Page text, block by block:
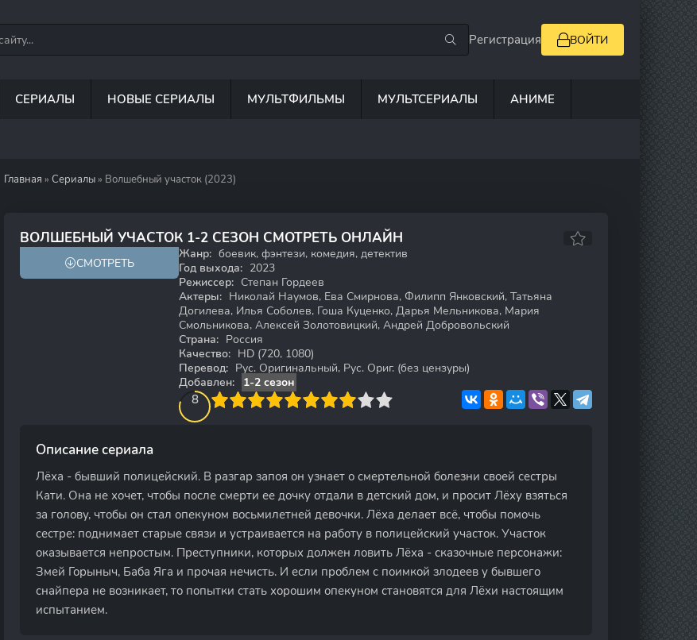
Регистрация ВОЙТИ
СЕРИАЛЫ НОВЫЕ СЕРИАЛЫ МУЛЬТФИЛЬМЫ МУЛЬТСЕРИАЛЫ АНИМЕ
Главная » Сериалы » Волшебный участок (2023)
ВОЛШЕБНЫЙ УЧАСТОК 1-2 СЕЗОН СМОТРЕТЬ ОНЛАЙН
7.9
СМОТРЕТЬ
Жанр: боевик, фэнтези, комедия, детектив
Год выхода: 2023
Режиссер: Степан Гордеев
Актеры: Николай Наумов, Ева Смирнова, Филипп Янковский, Татьяна
Догилева, Илья Соболев, Гоша Куценко, Дарья Мельникова, Мария
Смольникова, Алексей Золотовицкий, Андрей Добровольский
Страна: Россия
Качество: HD (720, 1080)
Перевод: Рус. Оригинальный, Рус. Ориг. (без цензуры)
Добавлен:
1-2 сезон
8
4 5 6 7 8 9 10
Описание сериала
Лёха - бывший полицейский. В разгар запоя он узнает о смертельной болезни своей сестры
Кати. Она не хочет, чтобы после смерти ее дочку отдали в детский дом, и просит Лёху взяться
за голову, чтобы он стал опекуном восьмилетней девочки. Лёха делает всё, чтобы помочь
сестре: поднимает старые связи и устраивается на работу в полицейский участок. Участок
оказывается непростым. Преступники, которых должен ловить Лёха - сказочные персонажи:
Змей Горыныч, Баба Яга и прочая нечисть. И если проблем с поимкой злодеев у бывшего
снайпера не возникает, то попытки стать хорошим опекуном становятся для Лёхи настоящим
испытанием.